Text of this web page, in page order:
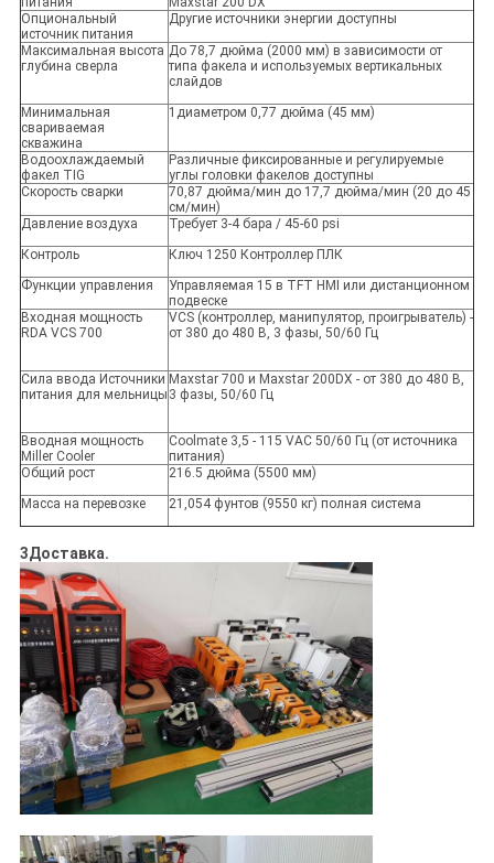
Опциональный
источник питания
Другие источники энергии доступны
Максимальная высота
глубина сверла
До 78,7 дюйма (2000 мм) в зависимости от
типа факела и используемых вертикальных
слайдов
Минимальная
свариваемая
скважина
1диаметром 0,77 дюйма (45 мм)
Водоохлаждаемый
факел TIG
Различные фиксированные и регулируемые
углы головки факелов доступны
Скорость сварки
70,87 дюйма/мин до 17,7 дюйма/мин (20 до 45
см/мин)
Давление воздуха
Требует 3-4 бара / 45-60 psi
Контроль
Ключ 1250 Контроллер ПЛК
Функции управления
Управляемая 15 в TFT HMI или дистанционном
подвеске
Входная мощность
RDA VCS 700
VCS (контроллер, манипулятор, проигрыватель) -
от 380 до 480 В, 3 фазы, 50/60 Гц
Сила ввода Источники
питания для мельницы
Maxstar 700 и Maxstar 200DX - от 380 до 480 В,
3 фазы, 50/60 Гц
Вводная мощность
Miller Cooler
Coolmate 3,5 - 115 VAC 50/60 Гц (от источника
питания)
Общий рост
216.5 дюйма (5500 мм)
Масса на перевозке
21,054 фунтов (9550 кг) полная система
3Доставка.